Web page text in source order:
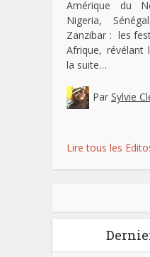
Amérique du
Nigeria,
Zanzibar : les
Afrique, révélant
la suite…
Par Sylvie
Lire tous les